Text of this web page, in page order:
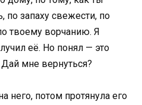
по запаху свежести, по
твоему ворчанию. Я
её. Но понял — это
Дай мне вернуться?
него, потом протянула его